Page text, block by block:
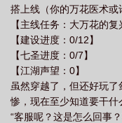
搭上线（你的万花医术或
【主线任务：大万花的复
【建设进度：0/12】
【七圣进度：0/7】
【江湖声望：0】
虽然穿越了，但还好玩
惨，现在至少知道要干
“客服呢？这是怎么回事